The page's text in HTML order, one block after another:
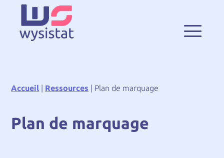
Accueil | Ressources | Plan de marquage
Plan de marquage